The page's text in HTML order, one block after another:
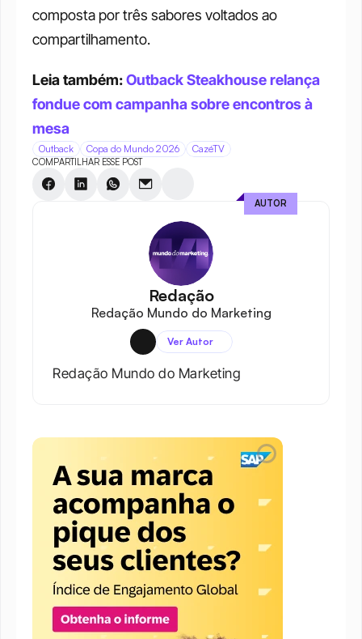
composta por três sabores voltados ao
compartilhamento.
Leia também: Outback Steakhouse relança
fondue com campanha sobre encontros à
mesa
Outback Copa do Mundo 2026 CazéTV
COMPARTILHAR ESSE POST
Redação
Redação Mundo do Marketing
Ver Autor
Redação Mundo do Marketing
AUTOR